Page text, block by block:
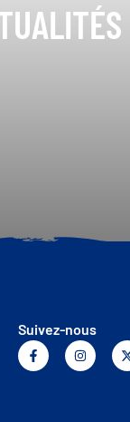
Suivez-nous